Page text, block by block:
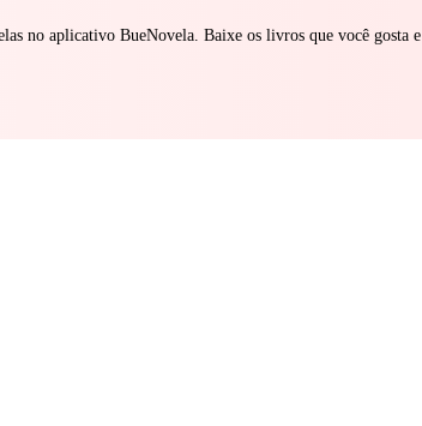
no aplicativo BueNovela. Baixe os livros que você gosta e